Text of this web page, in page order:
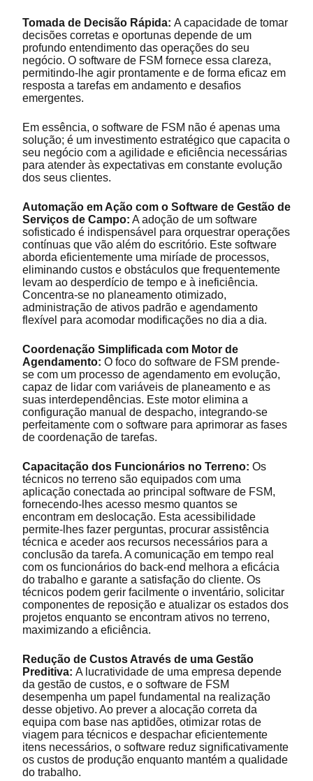
Tomada de Decisão Rápida: A capacidade de tomar
decisões corretas e oportunas depende de um
profundo entendimento das operações do seu
negócio. O software de FSM fornece essa clareza,
permitindo-lhe agir prontamente e de forma eficaz em
resposta a tarefas em andamento e desafios
emergentes.
Em essência, o software de FSM não é apenas uma
solução; é um investimento estratégico que capacita o
seu negócio com a agilidade e eficiência necessárias
para atender às expectativas em constante evolução
dos seus clientes.
Automação em Ação com o Software de Gestão de
Serviços de Campo: A adoção de um software
sofisticado é indispensável para orquestrar operações
contínuas que vão além do escritório. Este software
aborda eficientemente uma miríade de processos,
eliminando custos e obstáculos que frequentemente
levam ao desperdício de tempo e à ineficiência.
Concentra-se no planeamento otimizado,
administração de ativos padrão e agendamento
flexível para acomodar modificações no dia a dia.
Coordenação Simplificada com Motor de
Agendamento: O foco do software de FSM prende-
se com um processo de agendamento em evolução,
capaz de lidar com variáveis de planeamento e as
suas interdependências. Este motor elimina a
configuração manual de despacho, integrando-se
perfeitamente com o software para aprimorar as fases
de coordenação de tarefas.
Capacitação dos Funcionários no Terreno: Os
técnicos no terreno são equipados com uma
aplicação conectada ao principal software de FSM,
fornecendo-lhes acesso mesmo quantos se
encontram em deslocação. Esta acessibilidade
permite-lhes fazer perguntas, procurar assistência
técnica e aceder aos recursos necessários para a
conclusão da tarefa. A comunicação em tempo real
com os funcionários do back-end melhora a eficácia
do trabalho e garante a satisfação do cliente. Os
técnicos podem gerir facilmente o inventário, solicitar
componentes de reposição e atualizar os estados dos
projetos enquanto se encontram ativos no terreno,
maximizando a eficiência.
Redução de Custos Através de uma Gestão
Preditiva: A lucratividade de uma empresa depende
da gestão de custos, e o software de FSM
desempenha um papel fundamental na realização
desse objetivo. Ao prever a alocação correta da
equipa com base nas aptidões, otimizar rotas de
viagem para técnicos e despachar eficientemente
itens necessários, o software reduz significativamente
os custos de produção enquanto mantém a qualidade
do trabalho.